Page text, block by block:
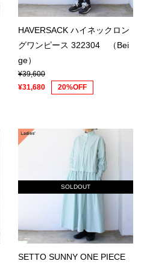
HAVERSACK ハイネックロン
グワンピース 322304 （Bei
ge）
¥39,600
¥31,680
20%OFF
SOLDOUT
SETTO SUNNY ONE PIECE